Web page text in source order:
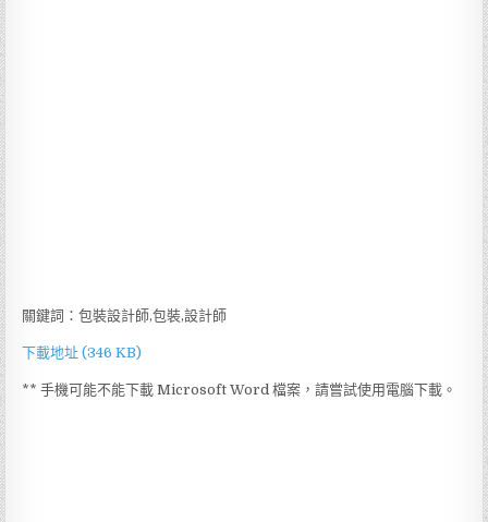
關鍵詞：包裝設計師,包裝,設計師
下載地址 (346 KB)
** 手機可能不能下載 Microsoft Word 檔案，請嘗試使用電腦下載。